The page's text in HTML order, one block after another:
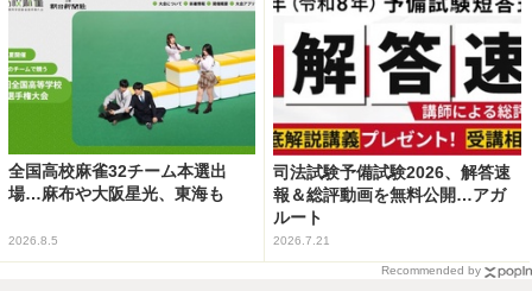
全国高校麻雀32チーム本選出
場…麻布や大阪星光、東海も
2026.8.5
司法試験予備試験2026、解答速
報＆総評動画を無料公開…アガ
ルート
2026.7.21
Recommended by